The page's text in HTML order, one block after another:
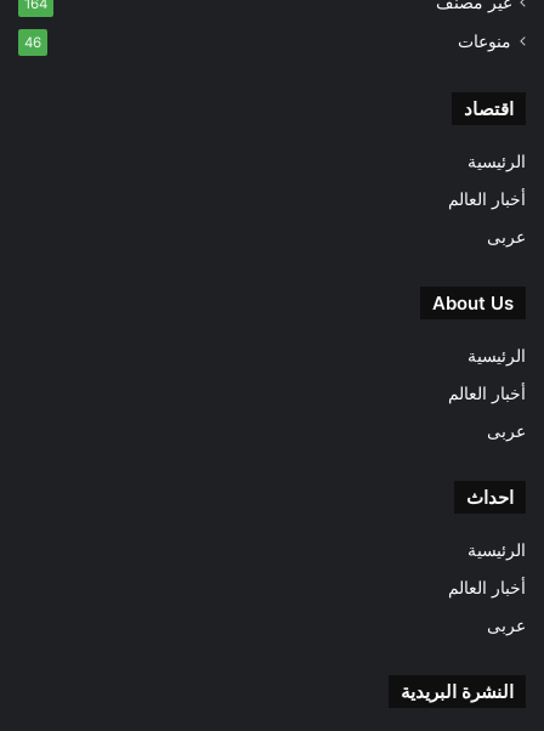
منوعات 46
اقتصاد
الرئيسية
أخبار العالم
عربى
About Us
الرئيسية
أخبار العالم
عربى
احداث
الرئيسية
أخبار العالم
عربى
النشرة البريدية